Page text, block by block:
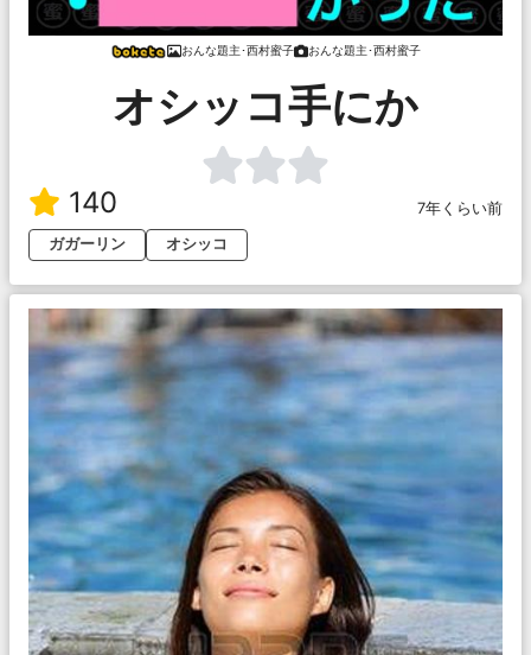
おんな題主･西村蜜子 おんな題主･西村蜜子
オシッコ手にか
140
7年くらい前
ガガーリン
オシッコ